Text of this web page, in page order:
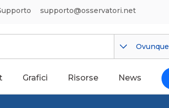
supporto@osservatori.net
Ovunque
Grafici Risorse News